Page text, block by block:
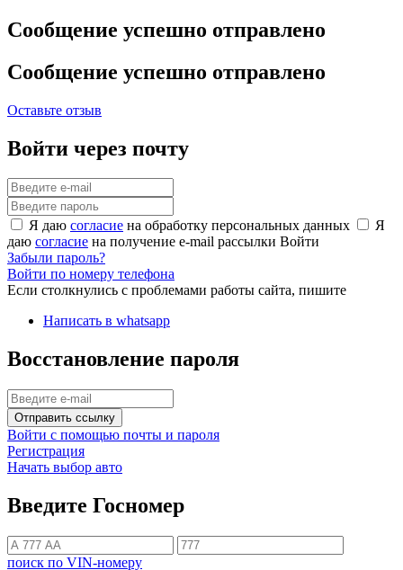
Сообщение успешно отправлено
Сообщение успешно отправлено
Оставьте отзыв
Войти через почту
Я даю согласие на обработку персональных данных
Я
даю согласие на получение e-mail рассылки Войти
Забыли пароль?
Войти по номеру телефона
Если столкнулись с проблемами работы сайта, пишите
Написать в whatsapp
Восстановление пароля
Отправить ссылку
Войти с помощью почты и пароля
Регистрация
Начать выбор авто
Введите Госномер
поиск по VIN-номеру